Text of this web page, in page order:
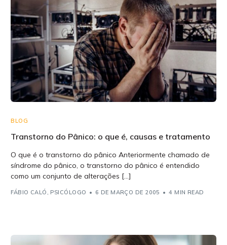
BLOG
Transtorno do Pânico: o que é, causas e tratamento
O que é o transtorno do pânico Anteriormente chamado de
síndrome do pânico, o transtorno do pânico é entendido
como um conjunto de alterações […]
FÁBIO CALÓ, PSICÓLOGO 6 DE MARÇO DE 2005 4 MIN READ